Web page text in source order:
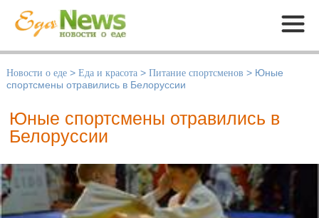
Меню
Новости о еде > Еда и красота > Питание спортсменов > Юные
спортсмены отравились в Белоруссии
Юные спортсмены отравились в
Белоруссии